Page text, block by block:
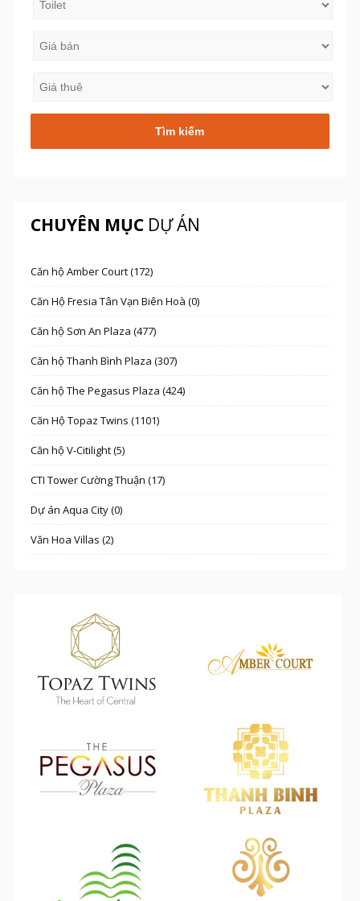
CHUYÊN MỤCDỰ ÁN
Căn hộ Amber Court (172)
Căn Hộ Fresia Tân Vạn Biên Hoà (0)
Căn hộ Sơn An Plaza (477)
Căn hộ Thanh Bình Plaza (307)
Căn hộ The Pegasus Plaza (424)
Căn Hộ Topaz Twins (1101)
Căn hộ V-Citilight (5)
CTI Tower Cường Thuận (17)
Dự án Aqua City (0)
Văn Hoa Villas (2)